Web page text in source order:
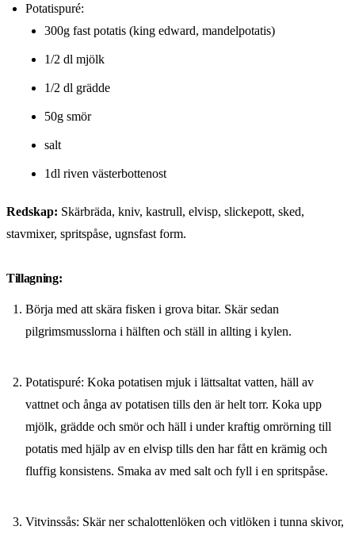
Potatispuré:
300g fast potatis (king edward, mandelpotatis)
1/2 dl mjölk
1/2 dl grädde
50g smör
salt
1dl riven västerbottenost
Redskap: Skärbräda, kniv, kastrull, elvisp, slickepott, sked,
stavmixer, spritspåse, ugnsfast form.
Tillagning:
Börja med att skära fisken i grova bitar. Skär sedan
pilgrimsmusslorna i hälften och ställ in allting i kylen.
Potatispuré: Koka potatisen mjuk i lättsaltat vatten, häll av
vattnet och ånga av potatisen tills den är helt torr. Koka upp
mjölk, grädde och smör och häll i under kraftig omrörning till
potatis med hjälp av en elvisp tills den har fått en krämig och
fluffig konsistens. Smaka av med salt och fyll i en spritspåse.
Vitvinssås: Skär ner schalottenlöken och vitlöken i tunna skivor,